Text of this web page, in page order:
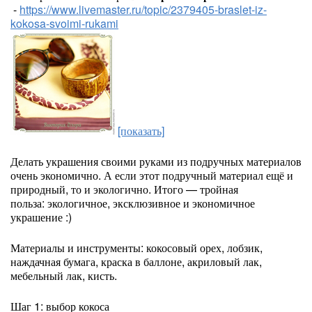
- https://www.livemaster.ru/topic/2379405-braslet-iz-
kokosa-svoimi-rukami
[показать]
Делать украшения своими руками из подручных материалов
очень экономично. А если этот подручный материал ещё и
природный, то и экологично. Итого — тройная
польза: экологичное, эксклюзивное и экономичное
украшение :)
Материалы и инструменты: кокосовый орех, лобзик,
наждачная бумага, краска в баллоне, акриловый лак,
мебельный лак, кисть.
Шаг 1: выбор кокоса